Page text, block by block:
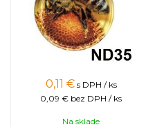
0,11 € s DPH / ks
0,09 € bez DPH / ks
Na sklade